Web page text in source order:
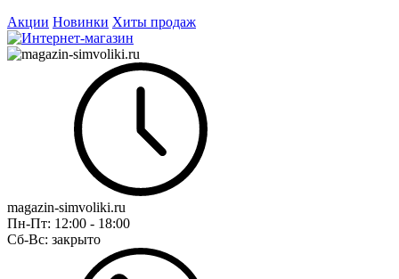
Акции Новинки Хиты продаж
magazin-simvoliki.ru
Пн-Пт: 12:00 - 18:00
Сб-Вс: закрыто